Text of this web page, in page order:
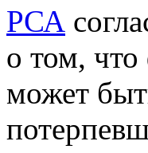
РСА
о том,
может